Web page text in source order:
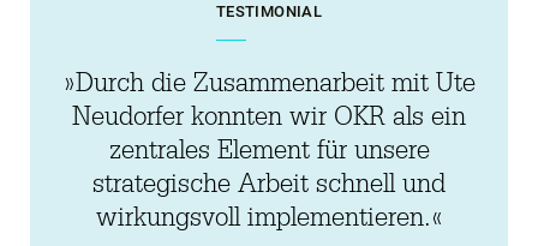
TESTIMONIAL
»Durch die Zusammenarbeit mit Ute
Neudorfer konnten wir OKR als ein
zentrales Element für unsere
strategische Arbeit schnell und
wirkungsvoll implementieren.«